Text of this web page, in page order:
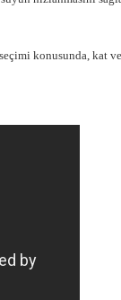
konusunda, kat